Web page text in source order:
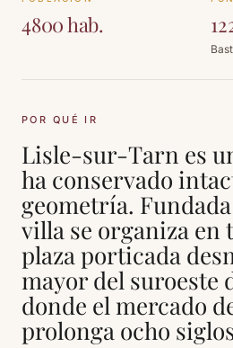
4800 hab.
POR QUÉ IR
Lisle-sur-Tarn es
ha conservado
geometría. Fundada
villa se organiza en
plaza porticada
mayor del suroeste
donde el mercado
prolonga ocho